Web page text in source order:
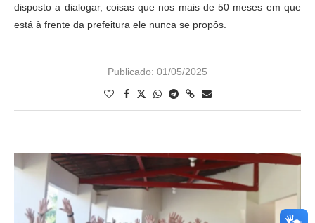
disposto a dialogar, coisas que nos mais de 50 meses em que
está à frente da prefeitura ele nunca se propôs.
Publicado: 01/05/2025